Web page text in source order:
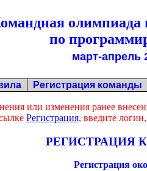
по
март-апрель
Регистрация команды
или изменения ранее
Регистрация, введите
РЕГИСТРАЦИЯ
Регистрация